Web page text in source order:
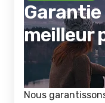
Garantie
meilleur
Nous